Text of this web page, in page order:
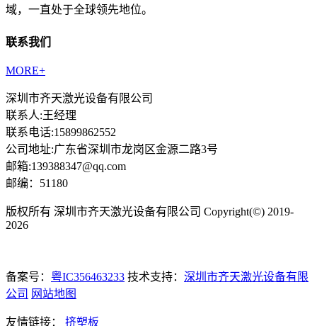
域，一直处于全球领先地位。
联系我们
MORE+
深圳市齐天激光设备有限公司
联系人:王经理
联系电话:15899862552
公司地址:广东省深圳市龙岗区金源二路3号
邮箱:139388347@qq.com
邮编：51180
版权所有 深圳市齐天激光设备有限公司 Copyright(©) 2019-
2026
备案号： 粤IC356463233 技术支持： 深圳市齐天激光设备有限
公司 网站地图
友情链接： 挤塑板